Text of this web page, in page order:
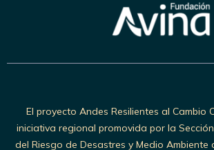
El proyecto Andes Resilientes al Cambio
iniciativa regional promovida por la
del Riesgo de Desastres y Medio Ambiente